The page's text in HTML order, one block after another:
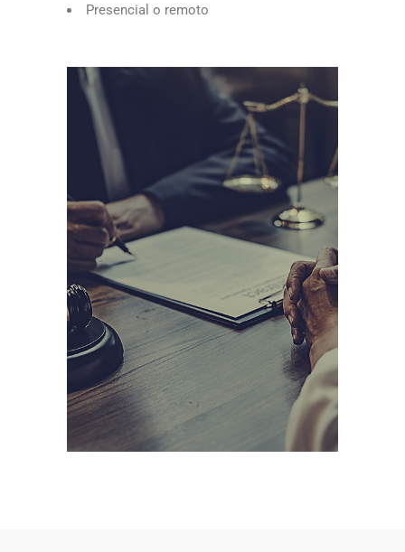
Presencial o remoto